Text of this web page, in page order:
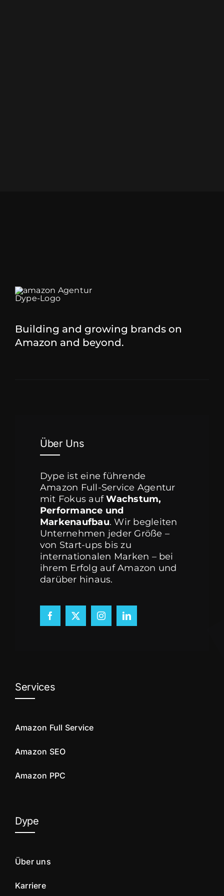
Building and growing brands on
Amazon and beyond.
Über Uns
Dype ist eine führende
Amazon Full-Service Agentur
mit Fokus aufWachstum,
Performance und
Markenaufbau. Wir begleiten
Unternehmen jeder Größe –
von Start-ups bis zu
internationalen Marken – bei
ihrem Erfolg auf Amazon und
darüber hinaus.
Services
Amazon Full Service
Amazon SEO
Amazon PPC
Dype
Über uns
Karriere